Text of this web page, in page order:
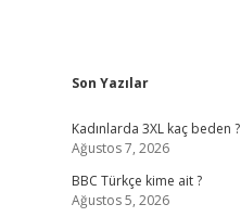
Sidebar
Son Yazılar
Kadınlarda 3XL kaç beden ?
Ağustos 7, 2026
BBC Türkçe kime ait ?
Ağustos 5, 2026